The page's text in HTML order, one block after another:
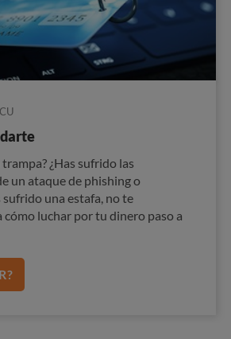
trampa? ¿Has sufrido las
un ataque de phishing o
sufrido una estafa, no te
cómo luchar por tu dinero paso a